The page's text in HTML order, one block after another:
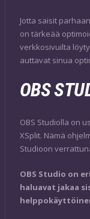
Jotta saisit
on tärkeää
verkkosivuilta
auttavat sinua
OBS
OBS Studiolla on
XSplit. Nämä
Studioon
OBS Studio on
haluavat jakaa